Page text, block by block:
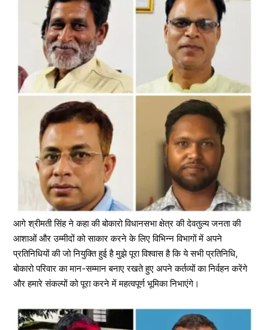
आगे श्रीमती सिंह ने कहा की बोकारो विधानसभा क्षेत्र की देवतुल्य जनता की
आशाओं और उम्मीदों को साकार करने के लिए विभिन्न विभागों में अपने
प्रतिनिधियों की जो नियुक्ति हुई है मुझे पूरा विश्वास है कि ये सभी प्रतिनिधि,
बोकारो परिवार का मान-सम्मान बनाए रखते हुए अपने कर्तव्यों का निर्वहन करेंगे
और हमारे संकल्पों को पूरा करने में महत्वपूर्ण भूमिका निभाएंगे।